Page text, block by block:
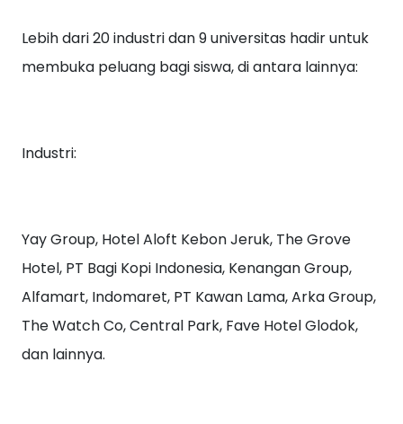
Lebih dari 20 industri dan 9 universitas hadir untuk
membuka peluang bagi siswa, di antara lainnya:
Industri:
Yay Group, Hotel Aloft Kebon Jeruk, The Grove
Hotel, PT Bagi Kopi Indonesia, Kenangan Group,
Alfamart, Indomaret, PT Kawan Lama, Arka Group,
The Watch Co, Central Park, Fave Hotel Glodok,
dan lainnya.